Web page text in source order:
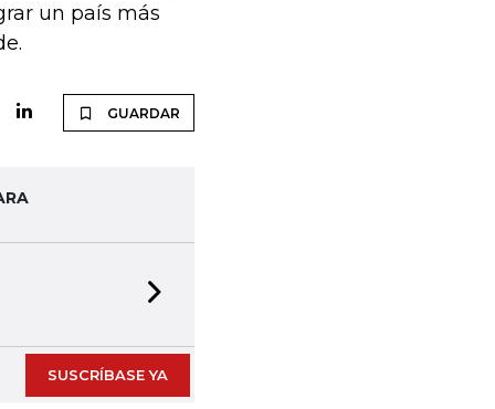
un país más
GUARDAR
SUSCRÍBASE YA